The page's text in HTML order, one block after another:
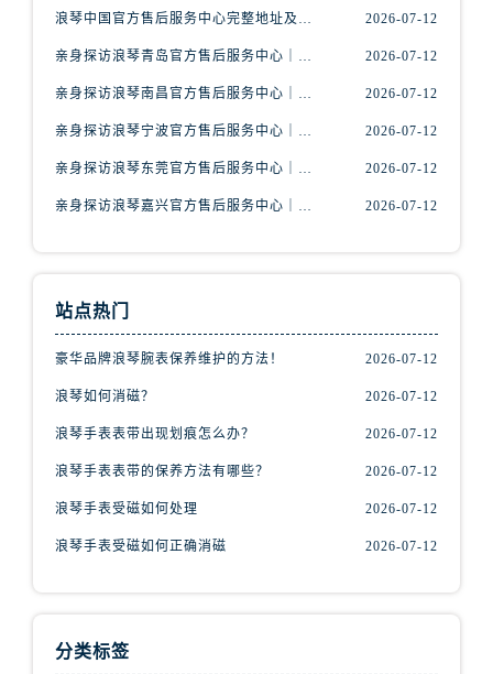
内蒙古自治区兴安盟市乌兰浩特市兴安大街浪琴售后服务中心（需提前预约）
山西省太原市迎泽区迎泽街道解放路15号亨得利名表维修授权店3楼浪琴售后服务中心（需提前预约）
浪琴中国官方售后服务中心完整地址及热线实地考察报告+多信源验证（2026年7月最新） 2026-07-12
亲身探访浪琴青岛官方售后服务中心｜最新电话及地址（2026年7月最新） 2026-07-12
亲身探访浪琴南昌官方售后服务中心｜最新电话及地址（2026年7月最新） 2026-07-12
亲身探访浪琴宁波官方售后服务中心｜网点地址及售后热线（2026年7月最新） 2026-07-12
亲身探访浪琴东莞官方售后服务中心｜地址与联系电话（2026年7月最新） 2026-07-12
亲身探访浪琴嘉兴官方售后服务中心｜热线电话与网点地址（2026年7月最新） 2026-07-12
站点热门
豪华品牌浪琴腕表保养维护的方法！ 2026-07-12
浪琴如何消磁？ 2026-07-12
浪琴手表表带出现划痕怎么办？ 2026-07-12
浪琴手表表带的保养方法有哪些？ 2026-07-12
浪琴手表受磁如何处理 2026-07-12
浪琴手表受磁如何正确消磁 2026-07-12
分类标签